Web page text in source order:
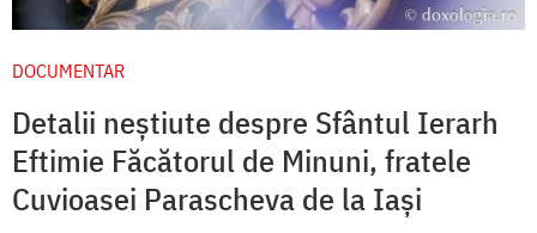
DOCUMENTAR
Detalii neștiute despre Sfântul Ierarh
Eftimie Făcătorul de Minuni, fratele
Cuvioasei Parascheva de la Iași